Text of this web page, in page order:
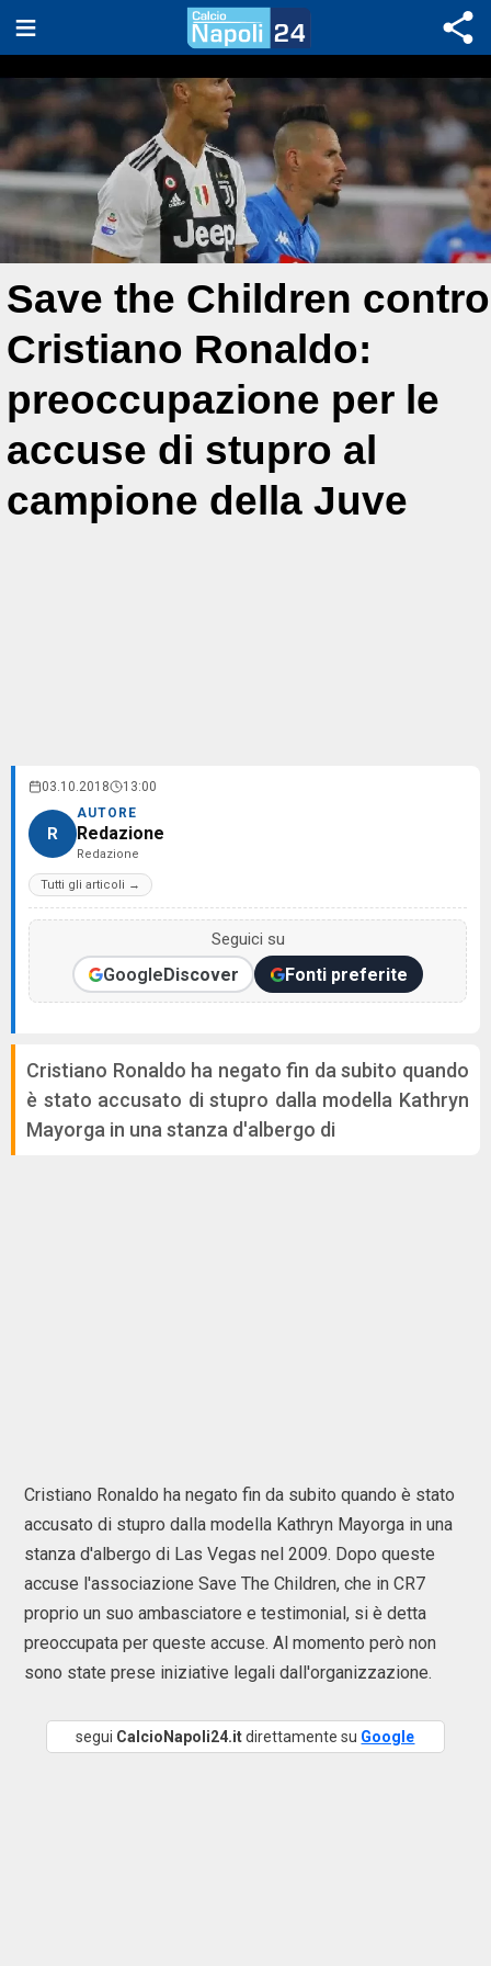
Save the Children contro
Cristiano Ronaldo:
preoccupazione per le
accuse di stupro al
campione della Juve
03.10.2018 13:00
R
AUTORE
Redazione
Redazione
Tutti gli articoli →
Seguici su
GoogleDiscover Fonti preferite
Cristiano Ronaldo ha negato fin da subito quando
è stato accusato di stupro dalla modella Kathryn
Mayorga in una stanza d'albergo di
Cristiano Ronaldo ha negato fin da subito quando è stato
accusato di stupro dalla modella Kathryn Mayorga in una
stanza d'albergo di Las Vegas nel 2009. Dopo queste
accuse l'associazione Save The Children, che in CR7
proprio un suo ambasciatore e testimonial, si è detta
preoccupata per queste accuse. Al momento però non
sono state prese iniziative legali dall'organizzazione.
segui CalcioNapoli24.itdirettamente su Google